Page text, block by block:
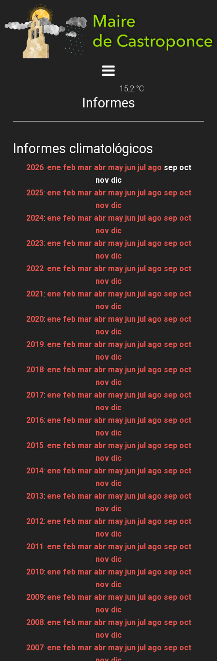
15,2 °C
Informes
Informes climatológicos
2026: ene feb mar abr may jun jul ago sep oct
nov dic
2025: ene feb mar abr may jun jul ago sep oct
nov dic
2024: ene feb mar abr may jun jul ago sep oct
nov dic
2023: ene feb mar abr may jun jul ago sep oct
nov dic
2022: ene feb mar abr may jun jul ago sep oct
nov dic
2021: ene feb mar abr may jun jul ago sep oct
nov dic
2020: ene feb mar abr may jun jul ago sep oct
nov dic
2019: ene feb mar abr may jun jul ago sep oct
nov dic
2018: ene feb mar abr may jun jul ago sep oct
nov dic
2017: ene feb mar abr may jun jul ago sep oct
nov dic
2016: ene feb mar abr may jun jul ago sep oct
nov dic
2015: ene feb mar abr may jun jul ago sep oct
nov dic
2014: ene feb mar abr may jun jul ago sep oct
nov dic
2013: ene feb mar abr may jun jul ago sep oct
nov dic
2012: ene feb mar abr may jun jul ago sep oct
nov dic
2011: ene feb mar abr may jun jul ago sep oct
nov dic
2010: ene feb mar abr may jun jul ago sep oct
nov dic
2009: ene feb mar abr may jun jul ago sep oct
nov dic
2008: ene feb mar abr may jun jul ago sep oct
nov dic
2007: ene feb mar abr may jun jul ago sep oct